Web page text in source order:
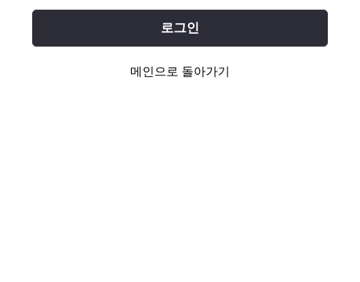
로그인
메인으로 돌아가기